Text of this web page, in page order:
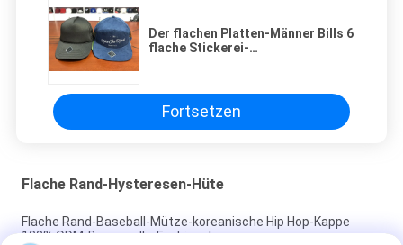
Der flachen Platten-Männer Bills 6
flache Stickerei-
gestickt
Fortsetzen
Flache Rand-Hysteresen-Hüte
Flache Rand-Baseball-Mütze-koreanische Hip Hop-Kappe
100% ODM-Baumwolle-Fashional